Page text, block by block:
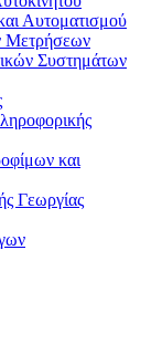
Αυτοματισμού
Μετρήσεων
Συστημάτων
και
Γεωργίας